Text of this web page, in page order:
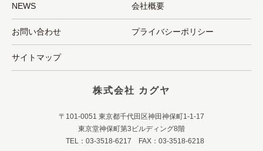
NEWS 会社概要
お問い合わせ プライバシーポリシー
サイトマップ
株式会社 カグヤ
〒101-0051 東京都千代田区神田神保町1-1-17
東京堂神保町第3ビルディング8階
TEL：03-3518-6217 FAX：03-3518-6218